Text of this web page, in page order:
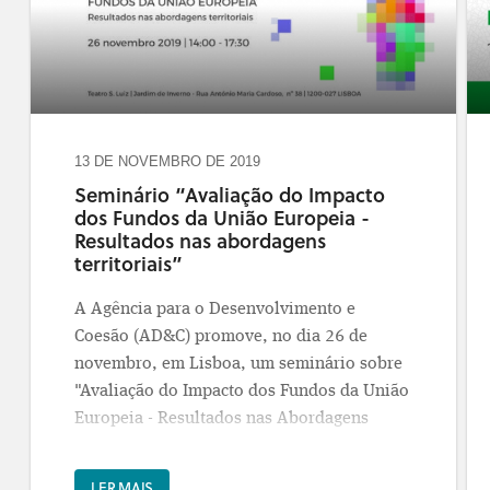
http://centro.portugal2020.pt/index.php/projetos-
aprovados - que lhe permite fazer uma
pesquisa por concelho e por áreas de
13 DE NOVEMBRO DE 2019
Seminário “Avaliação do Impacto
dos Fundos da União Europeia -
Resultados nas abordagens
territoriais”
A Agência para o Desenvolvimento e
Coesão (AD&C) promove, no dia 26 de
novembro, em Lisboa, um seminário sobre
"Avaliação do Impacto dos Fundos da União
Europeia - Resultados nas Abordagens